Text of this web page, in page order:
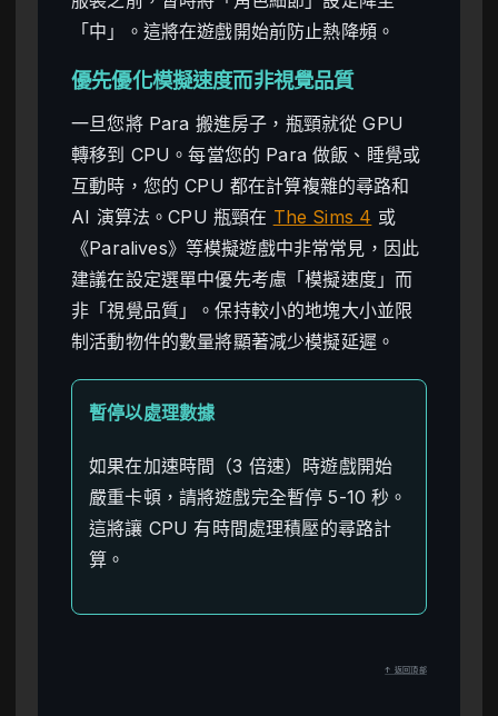
「中」。這將在遊戲開始前防止熱降頻。
優先優化模擬速度而非視覺品質
一旦您將 Para 搬進房子，瓶頸就從 GPU
轉移到 CPU。每當您的 Para 做飯、睡覺或
互動時，您的 CPU 都在計算複雜的尋路和
AI 演算法。CPU 瓶頸在 The Sims 4 或
《Paralives》等模擬遊戲中非常常見，因此
建議在設定選單中優先考慮「模擬速度」而
非「視覺品質」。保持較小的地塊大小並限
制活動物件的數量將顯著減少模擬延遲。
暫停以處理數據
如果在加速時間（3 倍速）時遊戲開始
嚴重卡頓，請將遊戲完全暫停 5-10 秒。
這將讓 CPU 有時間處理積壓的尋路計
算。
↑ 返回頂部